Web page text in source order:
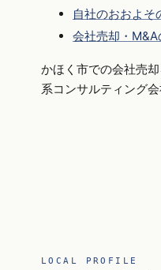
自社のおおよそ
会社売却・M&A
かほく市での会社売
系コンサルティング
LOCAL PROFILE